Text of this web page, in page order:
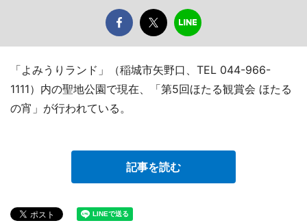
「よみうりランド」（稲城市矢野口、TEL 044-966-
1111）内の聖地公園で現在、「第5回ほたる観賞会 ほたる
の宵」が行われている。
記事を読む